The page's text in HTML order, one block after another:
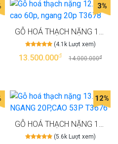
3%
GỖ HOÁ THẠCH NẶNG 12.6KG, CAO 60P, NGANG 20P T3678
(4.1k Lượt xem)
13.500.000đ 14.000.000đ
12%
GỖ HOÁ THẠCH NẶNG 13.4KG NGANG 20P,CAO 53P T3676
(5.6k Lượt xem)